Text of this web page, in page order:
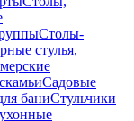
Столы-
стулья,
Садовые
баниСтульчики